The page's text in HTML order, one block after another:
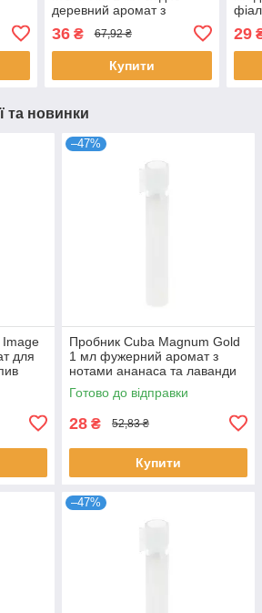
деревний аромат з
розпив парфумів Ханае
Морі
36₴ 67,92 ₴
Купити
29
та новинки
Image
для
–47%
Пробник Cuba Magnum Gold
1 мл фужерний аромат з
нотами ананаса та лаванди
унісекс парфуми Куба
Магнум Голд
Готово до відправки
28 ₴ 52,83 ₴
Купити
–47%